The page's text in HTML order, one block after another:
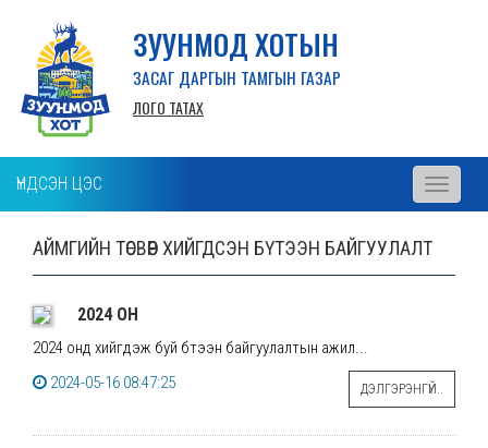
ЗУУНМОД ХОТЫН
ЗАСАГ ДАРГЫН ТАМГЫН ГАЗАР
ЛОГО ТАТАХ
ҮНДСЭН ЦЭС
Toggle
АЙМГИЙН ТӨСВӨӨР ХИЙГДСЭН БҮТЭЭН БАЙГУУЛАЛТ
2024 ОН
2024 онд хийгдэж буй бүтээн байгуулалтын ажил...
2024-05-16 08:47:25
ДЭЛГЭРЭНГҮЙ..